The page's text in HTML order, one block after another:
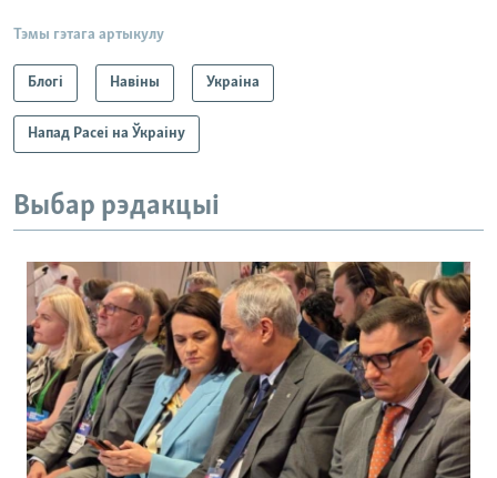
Тэмы гэтага артыкулу
Блогі Навіны Украіна
Напад Расеі на Ўкраіну
Выбар рэдакцыі